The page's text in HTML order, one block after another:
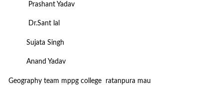
Prashant Yadav
Dr.Sant lal
Sujata Singh
Anand Yadav
Geography team mppg college ratanpura mau